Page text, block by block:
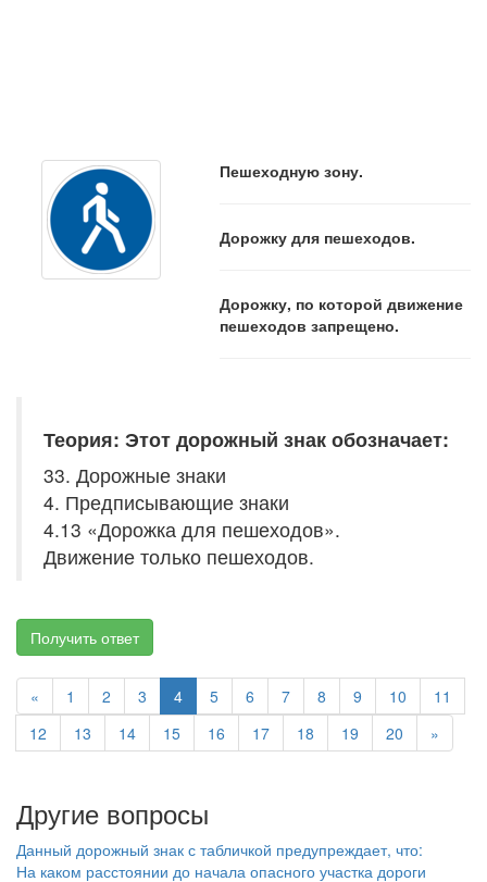
Пешеходную зону.
Дорожку для пешеходов.
Дорожку, по которой движение
пешеходов запрещено.
Теория: Этот дорожный знак обозначает:
33. Дорожные знаки
4. Предписывающие знаки
4.13 «Дорожка для пешеходов».
Движение только пешеходов.
Получить ответ
« 1 2 3 4 5 6 7 8 9 10
11
12
13 14 15 16 17 18 19 20 »
Другие вопросы
Данный дорожный знак с табличкой предупреждает, что:
На каком расстоянии до начала опасного участка дороги